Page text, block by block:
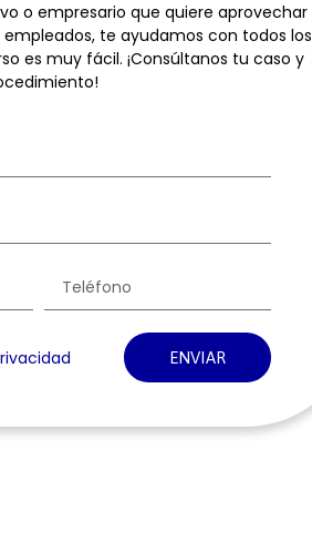
o empresario que quiere aprovechar
te ayudamos con todos los
es muy fácil. ¡Consúltanos tu caso y
ENVIAR